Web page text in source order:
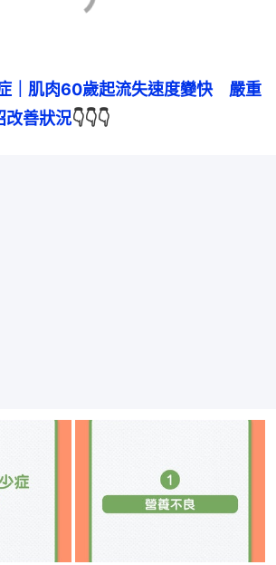
｜肌肉60歲起流失速度變快　嚴重
改善狀況👇👇👇